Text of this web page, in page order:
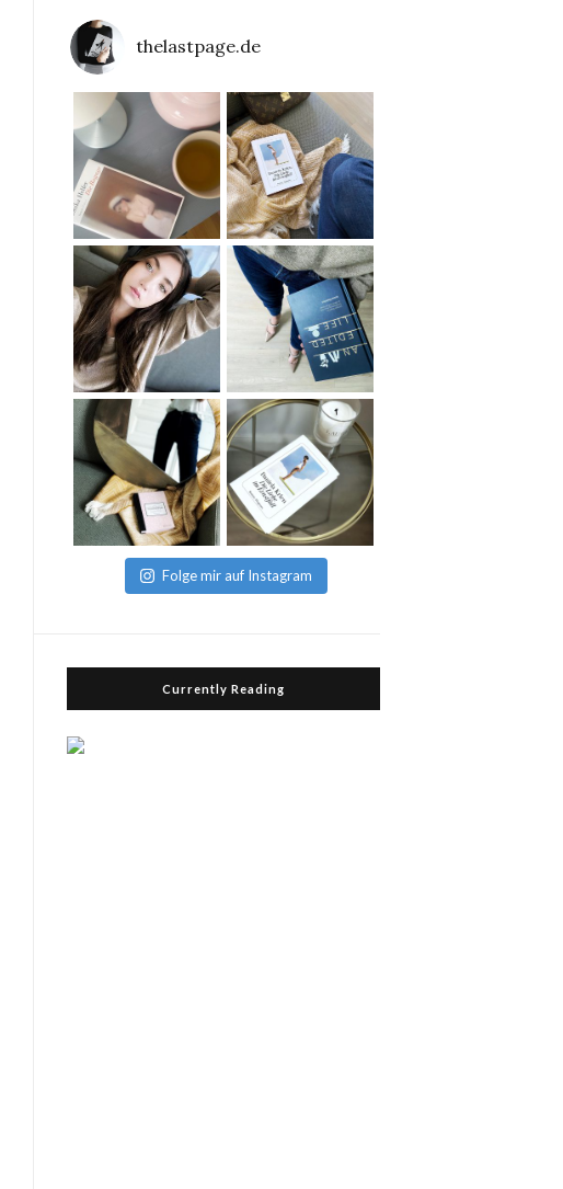
thelastpage.de
Folge mir auf Instagram
Currently Reading